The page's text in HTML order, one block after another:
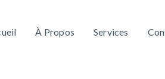
À Propos Services